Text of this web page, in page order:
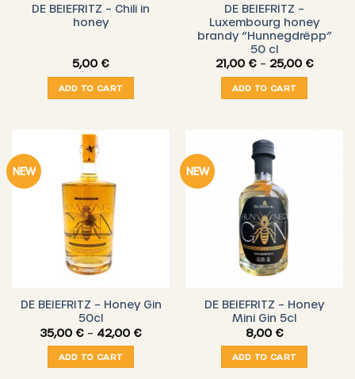
DE BEIEFRITZ – Chili in
honey
5,00 €
ADD TO CART
DE BEIEFRITZ –
Luxembourg honey
brandy “Hunnegdrëpp”
50 cl
21,00 € – 25,00 €Price
ADD TO CART
NEW
DE BEIEFRITZ – Honey Gin
50cl
35,00 € – 42,00 €Price
ADD TO CART
NEW
DE BEIEFRITZ – Honey
Mini Gin 5cl
8,00 €
ADD TO CART